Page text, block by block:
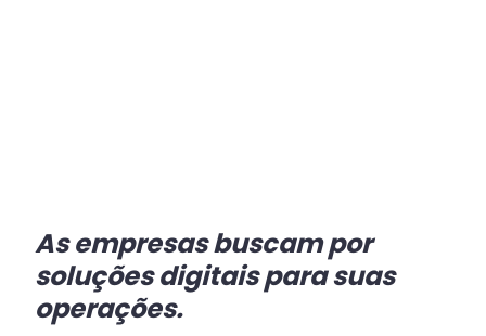
As empresas buscam por
soluções digitais para suas
operações.